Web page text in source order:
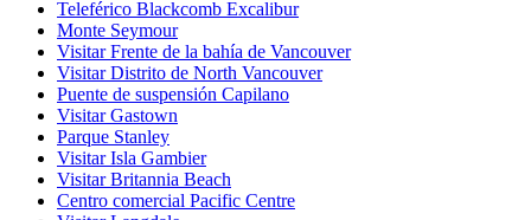
Teleférico Blackcomb Excalibur
Monte Seymour
Visitar Frente de la bahía de Vancouver
Visitar Distrito de North Vancouver
Puente de suspensión Capilano
Visitar Gastown
Parque Stanley
Visitar Isla Gambier
Visitar Britannia Beach
Centro comercial Pacific Centre